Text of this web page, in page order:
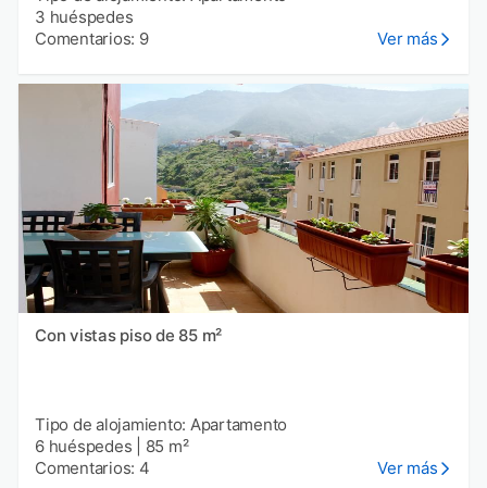
3 huéspedes
Comentarios: 9
Ver más
Con vistas piso de 85 m²
Tipo de alojamiento: Apartamento
6 huéspedes
85 m²
Comentarios: 4
Ver más